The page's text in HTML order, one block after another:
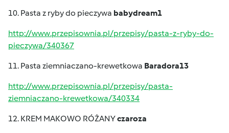
10. Pasta z ryby do pieczywa babydream1
http://www.przepisownia.pl/przepisy/pasta-z-ryby-do-
pieczywa/340367
11. Pasta ziemniaczano-krewetkowa Baradora13
http://www.przepisownia.pl/przepisy/pasta-
ziemniaczano-krewetkowa/340334
12. KREM MAKOWO RÓŻANYczaroza